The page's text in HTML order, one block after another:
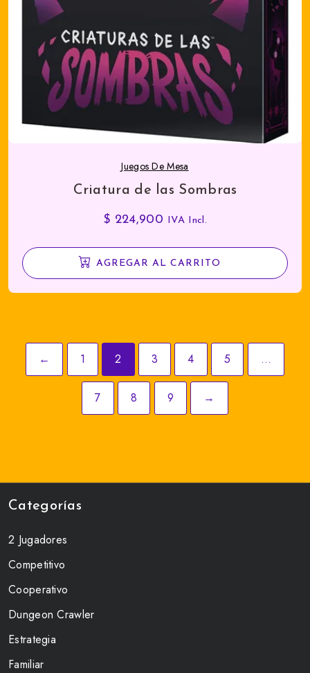
Juegos De Mesa
Criatura de las Sombras
$ 224,900 IVA Incl.
AGREGAR AL CARRITO
← 1 2 3 4 5 …
7 8 9 →
Categorías
2 Jugadores
Competitivo
Cooperativo
Dungeon Crawler
Estrategia
Familiar